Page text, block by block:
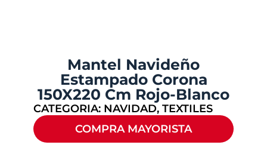
Mantel Navideño
Estampado Corona
150X220 Cm Rojo-Blanco
CATEGORIA: NAVIDAD, TEXTILES
COMPRA MAYORISTA